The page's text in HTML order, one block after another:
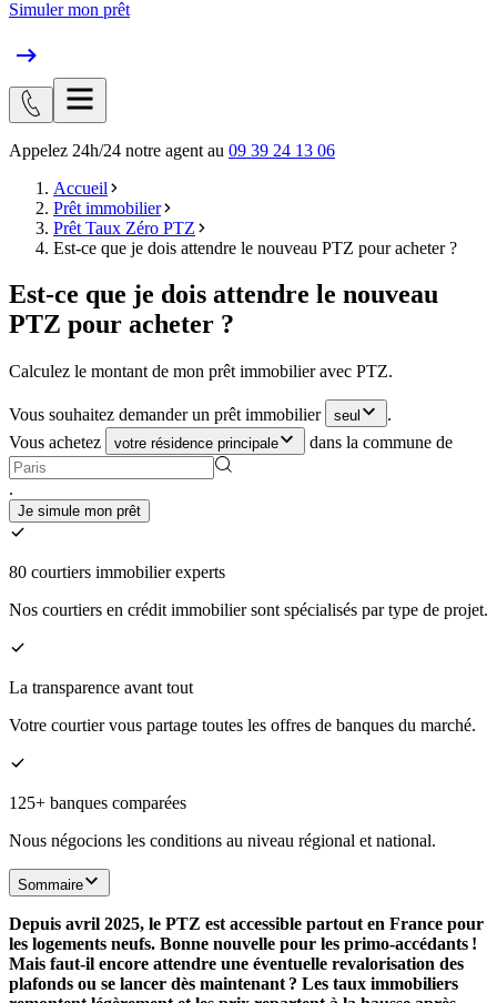
Simuler mon prêt
Appelez 24h/24 notre agent au 09 39 24 13 06
Accueil
Prêt immobilier
Prêt Taux Zéro PTZ
Est-ce que je dois attendre le nouveau PTZ pour acheter ?
Est-ce que je dois attendre le nouveau
PTZ pour acheter ?
Calculez le montant de mon prêt immobilier avec PTZ.
Vous souhaitez demander un prêt immobilier seul
.
Vous achetez
votre résidence principale dans la commune de
.
Je simule mon prêt
80 courtiers immobilier experts
Nos courtiers en crédit immobilier sont spécialisés par type de projet.
La transparence avant tout
Votre courtier vous partage toutes les offres de banques du marché.
125+ banques comparées
Nous négocions les conditions au niveau régional et national.
Sommaire
Depuis avril 2025, le PTZ est accessible partout en France pour
les logements neufs. Bonne nouvelle pour les primo-accédants !
Mais faut-il encore attendre une éventuelle revalorisation des
plafonds ou se lancer dès maintenant ? Les taux immobiliers